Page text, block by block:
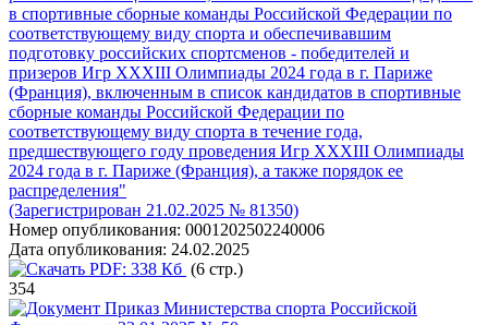
в спортивные сборные команды Российской Федерации по
соответствующему виду спорта и обеспечивавшим
подготовку российских спортсменов - победителей и
призеров Игр XXXIII Олимпиады 2024 года в г. Париже
(Франция), включенным в список кандидатов в спортивные
сборные команды Российской Федерации по
соответствующему виду спорта в течение года,
предшествующего году проведения Игр XXXIII Олимпиады
2024 года в г. Париже (Франция), а также порядок ее
распределения"
(Зарегистрирован 21.02.2025 № 81350)
Номер опубликования: 0001202502240006
Дата опубликования: 24.02.2025
PDF: 338 Кб (6 стр.)
354
Приказ Министерства спорта Российской